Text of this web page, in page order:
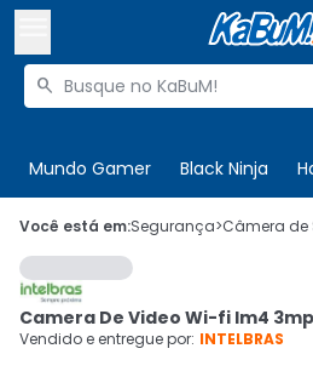
Buscar produtos

Mundo Gamer Black Ninja
 Olá. Acesse sua conta
 Departamentos
Cupons
CADASTRE-
Você está em:Segurança>Câmera de
Camera De Video Wi-fi Im4 3mp
Vendido e entregue por: INTELBRAS